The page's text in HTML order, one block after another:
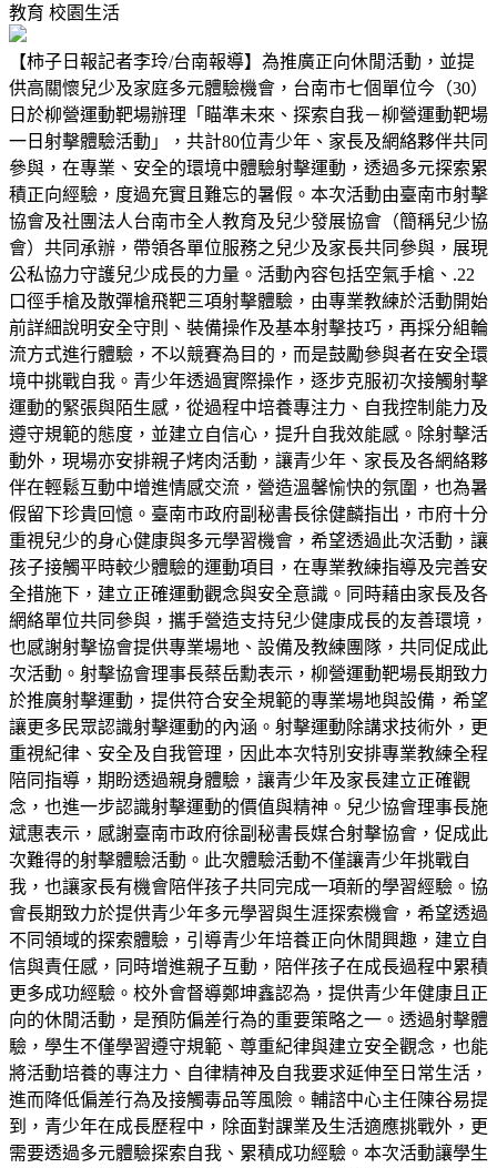
教育 校園生活
【柿子日報記者李玲/台南報導】為推廣正向休閒活動，並提
供高關懷兒少及家庭多元體驗機會，台南市七個單位今（30）
日於柳營運動靶場辦理「瞄準未來、探索自我－柳營運動靶場
一日射擊體驗活動」，共計80位青少年、家長及網絡夥伴共同
參與，在專業、安全的環境中體驗射擊運動，透過多元探索累
積正向經驗，度過充實且難忘的暑假。本次活動由臺南市射擊
協會及社團法人台南市全人教育及兒少發展協會（簡稱兒少協
會）共同承辦，帶領各單位服務之兒少及家長共同參與，展現
公私協力守護兒少成長的力量。活動內容包括空氣手槍、.22
口徑手槍及散彈槍飛靶三項射擊體驗，由專業教練於活動開始
前詳細說明安全守則、裝備操作及基本射擊技巧，再採分組輪
流方式進行體驗，不以競賽為目的，而是鼓勵參與者在安全環
境中挑戰自我。青少年透過實際操作，逐步克服初次接觸射擊
運動的緊張與陌生感，從過程中培養專注力、自我控制能力及
遵守規範的態度，並建立自信心，提升自我效能感。除射擊活
動外，現場亦安排親子烤肉活動，讓青少年、家長及各網絡夥
伴在輕鬆互動中增進情感交流，營造溫馨愉快的氛圍，也為暑
假留下珍貴回憶。臺南市政府副秘書長徐健麟指出，市府十分
重視兒少的身心健康與多元學習機會，希望透過此次活動，讓
孩子接觸平時較少體驗的運動項目，在專業教練指導及完善安
全措施下，建立正確運動觀念與安全意識。同時藉由家長及各
網絡單位共同參與，攜手營造支持兒少健康成長的友善環境，
也感謝射擊協會提供專業場地、設備及教練團隊，共同促成此
次活動。射擊協會理事長蔡岳勳表示，柳營運動靶場長期致力
於推廣射擊運動，提供符合安全規範的專業場地與設備，希望
讓更多民眾認識射擊運動的內涵。射擊運動除講求技術外，更
重視紀律、安全及自我管理，因此本次特別安排專業教練全程
陪同指導，期盼透過親身體驗，讓青少年及家長建立正確觀
念，也進一步認識射擊運動的價值與精神。兒少協會理事長施
斌惠表示，感謝臺南市政府徐副秘書長媒合射擊協會，促成此
次難得的射擊體驗活動。此次體驗活動不僅讓青少年挑戰自
我，也讓家長有機會陪伴孩子共同完成一項新的學習經驗。協
會長期致力於提供青少年多元學習與生涯探索機會，希望透過
不同領域的探索體驗，引導青少年培養正向休閒興趣，建立自
信與責任感，同時增進親子互動，陪伴孩子在成長過程中累積
更多成功經驗。校外會督導鄭坤鑫認為，提供青少年健康且正
向的休閒活動，是預防偏差行為的重要策略之一。透過射擊體
驗，學生不僅學習遵守規範、尊重紀律與建立安全觀念，也能
將活動培養的專注力、自律精神及自我要求延伸至日常生活，
進而降低偏差行為及接觸毒品等風險。輔諮中心主任陳谷易提
到，青少年在成長歷程中，除面對課業及生活適應挑戰外，更
需要透過多元體驗探索自我、累積成功經驗。本次活動讓學生